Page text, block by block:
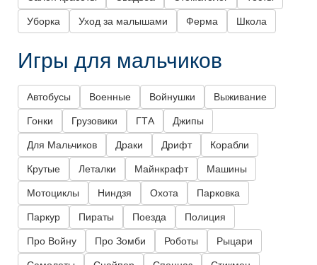
Уборка Уход за малышами Ферма Школа
Игры для мальчиков
Автобусы Военные Войнушки Выживание
Гонки Грузовики ГТА Джипы
Для Мальчиков Драки Дрифт Корабли
Крутые Леталки Майнкрафт Машины
Мотоциклы Ниндзя Охота Парковка
Паркур Пираты Поезда Полиция
Про Войну Про Зомби Роботы Рыцари